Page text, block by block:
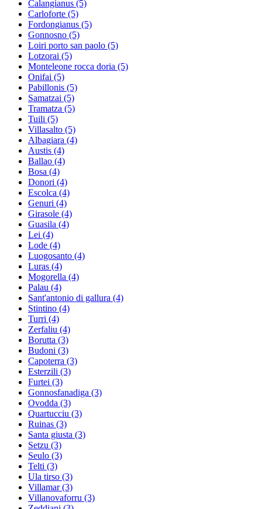
Calangianus (5)
Carloforte (5)
Fordongianus (5)
Gonnosno (5)
Loiri porto san paolo (5)
Lotzorai (5)
Monteleone rocca doria (5)
Onifai (5)
Pabillonis (5)
Samatzai (5)
Tramatza (5)
Tuili (5)
Villasalto (5)
Albagiara (4)
Austis (4)
Ballao (4)
Bosa (4)
Donori (4)
Escolca (4)
Genuri (4)
Girasole (4)
Guasila (4)
Lei (4)
Lode (4)
Luogosanto (4)
Luras (4)
Mogorella (4)
Palau (4)
Sant'antonio di gallura (4)
Stintino (4)
Turri (4)
Zerfaliu (4)
Borutta (3)
Budoni (3)
Capoterra (3)
Esterzili (3)
Furtei (3)
Gonnosfanadiga (3)
Ovodda (3)
Quartucciu (3)
Ruinas (3)
Santa giusta (3)
Setzu (3)
Seulo (3)
Telti (3)
Ula tirso (3)
Villamar(3)
Villanovaforru (3)